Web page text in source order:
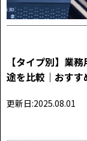
【タイプ別】業
途を比較｜おすす
更新日:2025.08.01